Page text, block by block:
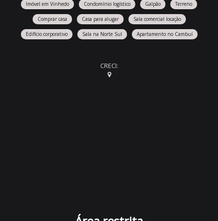
Imóvel em Vinhedo Condomínio logístico Galpão Terreno
Comprar casa Casa para alugar Sala comercial locação
Edifício corporativo Sala na Norte Sul Apartamento no Cambuí
CRECI: